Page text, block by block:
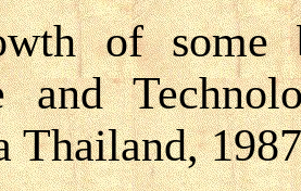
of some
and
Thailand,